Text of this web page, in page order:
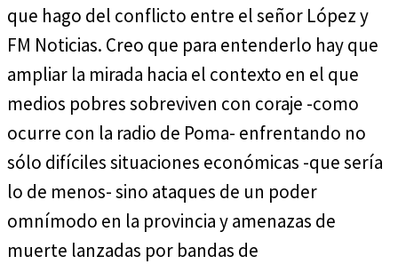
que hago del conflicto entre el señor López y
FM Noticias. Creo que para entenderlo hay que
ampliar la mirada hacia el contexto en el que
medios pobres sobreviven con coraje -como
ocurre con la radio de Poma- enfrentando no
sólo difíciles situaciones económicas -que sería
lo de menos- sino ataques de un poder
omnímodo en la provincia y amenazas de
muerte lanzadas por bandas de